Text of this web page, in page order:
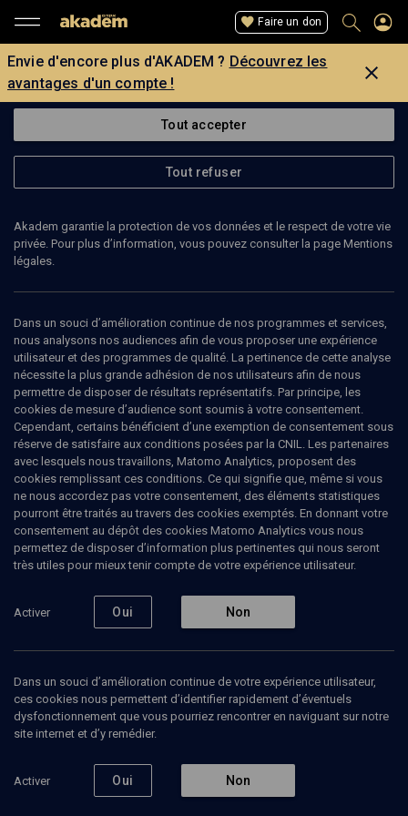
Faire un don
Envie d'encore plus d'AKADEM ? Découvrez les
avantages d'un compte !
Retour
Abonnez-vous à notre newsletter
La rédaction
Tout accepter
Tout refuser
Akadem garantie la protection de vos données et le respect de votre vie
privée. Pour plus d’information, vous pouvez consulter la page Mentions
légales.
Dans un souci d’amélioration continue de nos programmes et services,
nous analysons nos audiences afin de vous proposer une expérience
utilisateur et des programmes de qualité. La pertinence de cette analyse
nécessite la plus grande adhésion de nos utilisateurs afin de nous
permettre de disposer de résultats représentatifs. Par principe, les
cookies de mesure d’audience sont soumis à votre consentement.
Cependant, certains bénéficient d’une exemption de consentement sous
réserve de satisfaire aux conditions posées par la CNIL. Les partenaires
avec lesquels nous travaillons, Matomo Analytics, proposent des
cookies remplissant ces conditions. Ce qui signifie que, même si vous
ne nous accordez pas votre consentement, des éléments statistiques
pourront être traités au travers des cookies exemptés. En donnant votre
consentement au dépôt des cookies Matomo Analytics vous nous
permettez de disposer d’information plus pertinentes qui nous seront
très utiles pour mieux tenir compte de votre expérience utilisateur.
Activer Oui Non
Dans un souci d’amélioration continue de votre expérience utilisateur,
ces cookies nous permettent d’identifier rapidement d’éventuels
dysfonctionnement que vous pourriez rencontrer en naviguant sur notre
site internet et d’y remédier.
Activer Oui Non